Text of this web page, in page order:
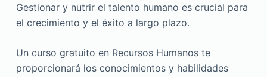
Gestionar y nutrir el talento humano es crucial para
el crecimiento y el éxito a largo plazo.
Un curso gratuito en Recursos Humanos te
proporcionará los conocimientos y habilidades